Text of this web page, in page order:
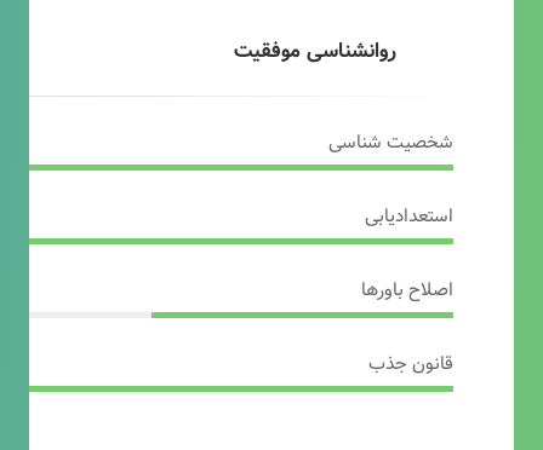
روانشناسی موفقیت
شخصیت شناسی
استعدادیابی
اصلاح باورها
قانون جذب